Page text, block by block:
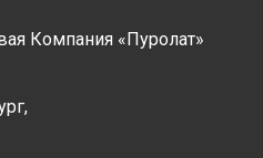
Компания «Пуролат»